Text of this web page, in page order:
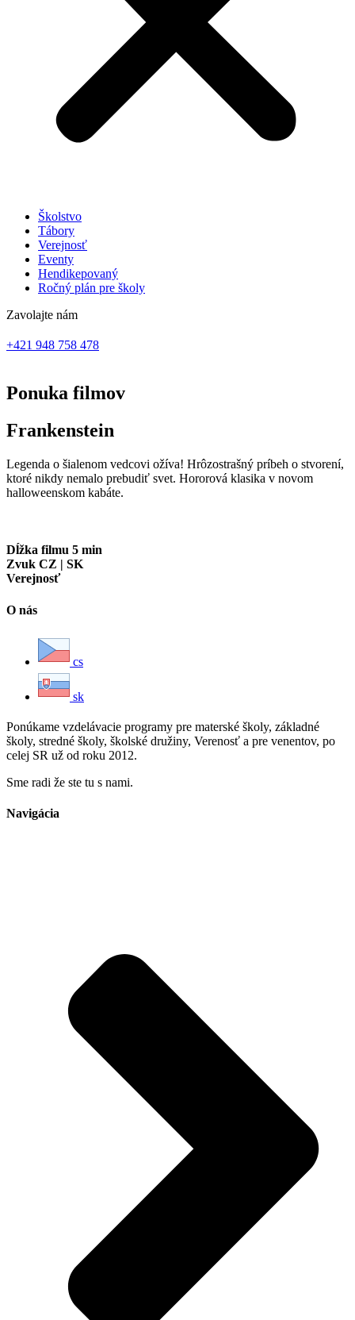
Školstvo
Tábory
Verejnosť
Eventy
Hendikepovaný
Ročný plán pre školy
Zavolajte nám
+421 948 758 478
Ponuka filmov
Frankenstein
Legenda o šialenom vedcovi ožíva! Hrôzostrašný príbeh o stvorení,
ktoré nikdy nemalo prebudiť svet. Hororová klasika v novom
halloweenskom kabáte.
Dĺžka filmu 5 min
Zvuk CZ | SK
Verejnosť
O nás
cs
sk
Ponúkame vzdelávacie programy pre materské školy, základné
školy, stredné školy, školské družiny, Verenosť a pre venentov, po
celej SR už od roku 2012.
Sme radi že ste tu s nami.
Navigácia